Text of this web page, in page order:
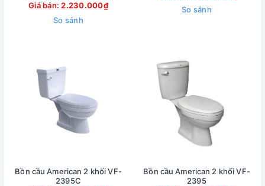
Giá bán:2.230.000₫
So sánh
So sánh
Bồn cầu American 2 khối VF-
2395C
Bồn cầu American 2 khối VF-
2395